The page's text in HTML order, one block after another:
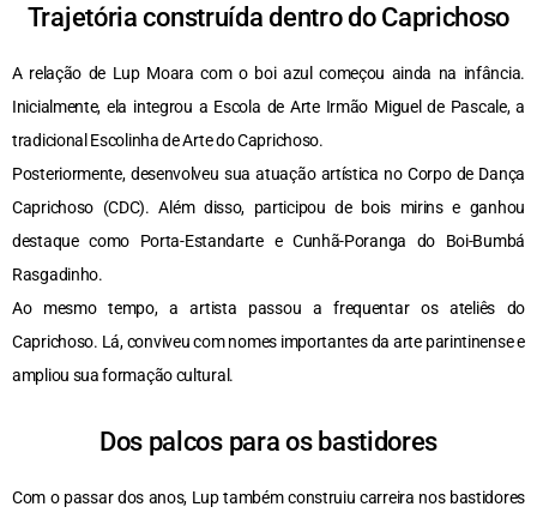
Trajetória construída dentro do Caprichoso
A relação de Lup Moara com o boi azul começou ainda na infância.
Inicialmente, ela integrou a Escola de Arte Irmão Miguel de Pascale, a
tradicional Escolinha de Arte do Caprichoso.
Posteriormente, desenvolveu sua atuação artística no Corpo de Dança
Caprichoso (CDC). Além disso, participou de bois mirins e ganhou
destaque como Porta-Estandarte e Cunhã-Poranga do Boi-Bumbá
Rasgadinho.
Ao mesmo tempo, a artista passou a frequentar os ateliês do
Caprichoso. Lá, conviveu com nomes importantes da arte parintinense e
ampliou sua formação cultural.
Dos palcos para os bastidores
Com o passar dos anos, Lup também construiu carreira nos bastidores